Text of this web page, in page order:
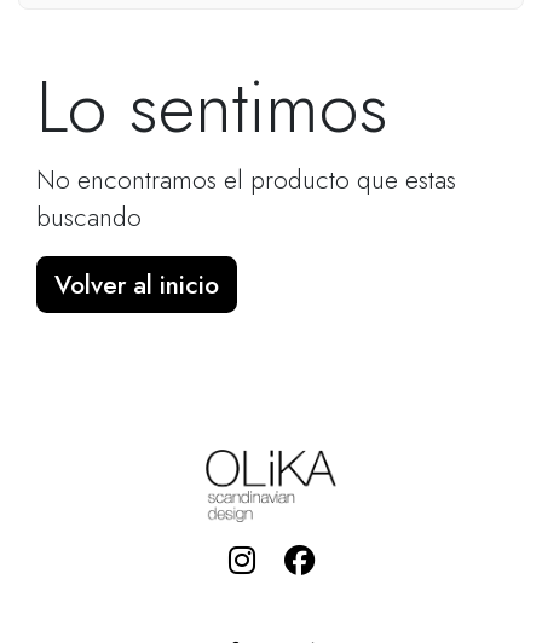
Lo sentimos
No encontramos el producto que estas
buscando
Volver al inicio